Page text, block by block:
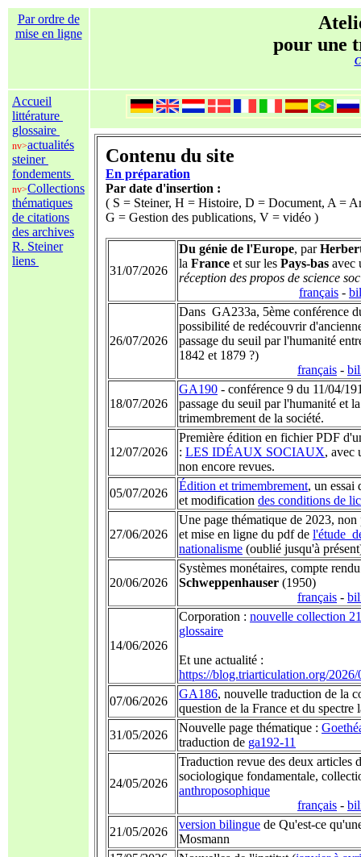
Par ordre de
mise en ligne
pour une
Accueil
littérature
glossaire
nv>actualités
steiner
fondements
nv>Collections
thématiques
de citations
des archives
R. Steiner
liens
Contenu du site
En préparation
Par date d'insertion :
( S = Steiner, H = Histoire, D = Document, A =
G = Gestion des publications, V = vidéo )
31/07/2026
Du génie de l'Europe, par
la France et sur les Pays-bas avec
réception des propos de science
français -
26/07/2026
Dans GA233a, 5ème conférence
possibilité de redécouvrir
passage du seuil par l'humanité
1842 et 1879 ?)
français -
18/07/2026
GA190 - conférence 9 du 11/04/
passage du seuil par l'humanité et
trimembrement de la société.
12/07/2026
Première édition en fichier PDF
: LES IDÉAUX SOCIAUX, avec
non encore revues.
05/07/2026
Édition et trimembrement, un essai
et modification des conditions de
27/06/2026
Une page thématique de 2023,
et mise en ligne du pdf de l'étude
nationalisme (oublié jusqu'à
20/06/2026
Systèmes monétaires, compte
Schweppenhauser (1950)
français -
14/06/2026
Corporation : nouvelle collection
glossaire
Et une actualité :
https://blog.triarticulation.org/
07/06/2026
GA186, nouvelle traduction de la
question de la France et du spectre
31/05/2026
Nouvelle page thématique :
traduction de ga192-11
24/05/2026
Traduction revue des deux articles
sociologique fondamentale,
anthroposophique
français -
21/05/2026
version bilingue de Qu'est-ce
Mosmann